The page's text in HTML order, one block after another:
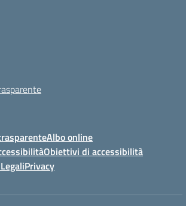
Albo online
Obiettivi di accessibilità
Privacy